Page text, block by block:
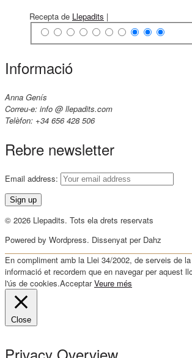
Recepta de Llepadits |
Informació
Anna Genís
Correu-e: info @ llepadits.com
Telèfon: +34 656 428 506
Rebre newsletter
Email address:
© 2026 Llepadits. Tots ela drets reservats
Powered by Wordpress. Dissenyat per Dahz
En compliment amb la Llei 34/2002, de serveis de
informació et recordem que en navegar per aquest
l'ús de cookies.Acceptar Veure més
Close